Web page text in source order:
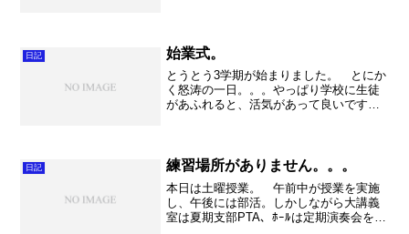
校でした。どの団体もこ...
日記 始業式。
とうとう3学期が始まりました。 とにか
く怒涛の一日。。。やっぱり学校に生徒
があふれると、活気があって良いですね
と松伏高校の皆さんが会...
日記 練習場所がありません。。。
本日は土曜授業。 午前中が授業を実施
し、午後には部活。しかしながら大講義
室は夏期支部PTA、ﾎｰﾙは定期演奏会を直